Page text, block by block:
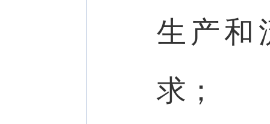
生产和
求；